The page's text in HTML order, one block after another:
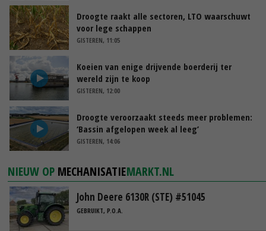
Droogte raakt alle sectoren, LTO waarschuwt
voor lege schappen
GISTEREN, 11:05
Koeien van enige drijvende boerderij ter
wereld zijn te koop
GISTEREN, 12:00
Droogte veroorzaakt steeds meer problemen:
‘Bassin afgelopen week al leeg’
GISTEREN, 14:06
NIEUW OP MECHANISATIEMARKT.NL
John Deere 6130R (STE) #51045
GEBRUIKT, P.O.A.